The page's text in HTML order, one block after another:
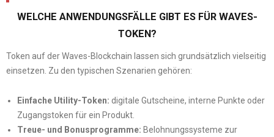
WELCHE ANWENDUNGSFÄLLE GIBT ES FÜR WAVES-
TOKEN?
Token auf der Waves-Blockchain lassen sich grundsätzlich vielseitig
einsetzen. Zu den typischen Szenarien gehören:
Einfache Utility-Token: digitale Gutscheine, interne Punkte oder
Zugangstoken für ein Produkt.
Treue- und Bonusprogramme: Belohnungssysteme zur